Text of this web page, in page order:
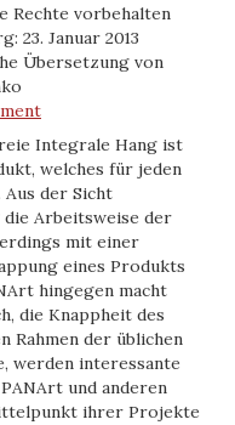
Rechte vorbehalten
23. Januar 2013
Übersetzung von
Integrale Hang ist
welches für jeden
der Sicht
Arbeitsweise der
mit einer
eines Produkts
hingegen macht
die Knappheit des
Rahmen der üblichen
werden interessante
und anderen
ihrer Projekte